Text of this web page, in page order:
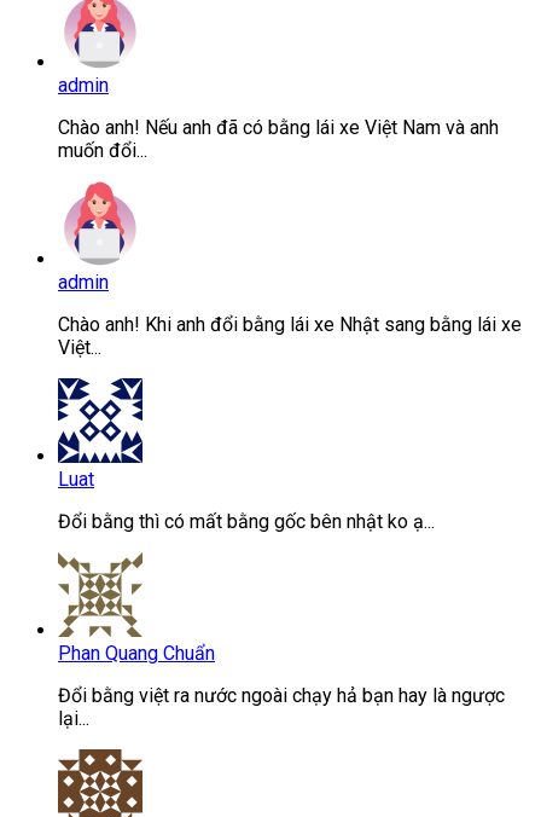
admin
Chào anh! Nếu anh đã có bằng lái xe Việt Nam và anh
muốn đổi...
admin
Chào anh! Khi anh đổi bằng lái xe Nhật sang bằng lái xe
Việt...
Luat
Đổi bằng thì có mất bằng gốc bên nhật ko ạ...
Phan Quang Chuẩn
Đổi bằng việt ra nước ngoài chạy hả bạn hay là ngược
lại...